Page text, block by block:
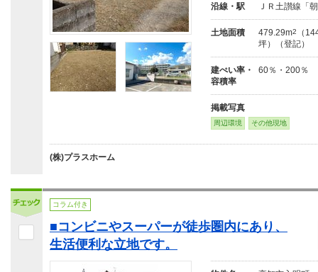
沿線・駅
ＪＲ土讃線「
土地面積 479.29m2
（
坪）（登記）
建ぺい率・
容積率
60％・200％
掲載写真
周辺環境 その他現地
(株)プラスホーム
コラム付き
■コンビニやスーパーが徒歩圏内にあり、
生活便利な立地です。